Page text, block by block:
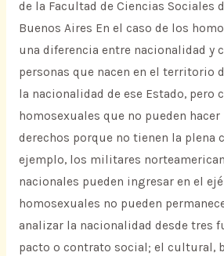
de la Facultad de Ciencias Sociales
Buenos Aires En el caso de los
una diferencia entre nacionalidad y
personas que nacen en el territorio
la nacionalidad de ese Estado, pero
homosexuales que no pueden
derechos porque no tienen la plena
ejemplo, los militares
nacionales pueden ingresar en el
homosexuales no pueden
analizar la nacionalidad desde tres
pacto o contrato social; el cultural,